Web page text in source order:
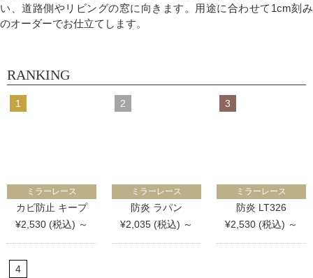
い、道路側やリビングの窓に向きます。用途に合わせて1cm刻み
のオーダーでお仕立てします。
RANKING
ミラーレース
カビ防止 キープ
¥2,530 (税込) ～
ミラーレース
防炎 ラパン
¥2,035 (税込) ～
ミラーレース
防炎 LT326
¥2,530 (税込) ～